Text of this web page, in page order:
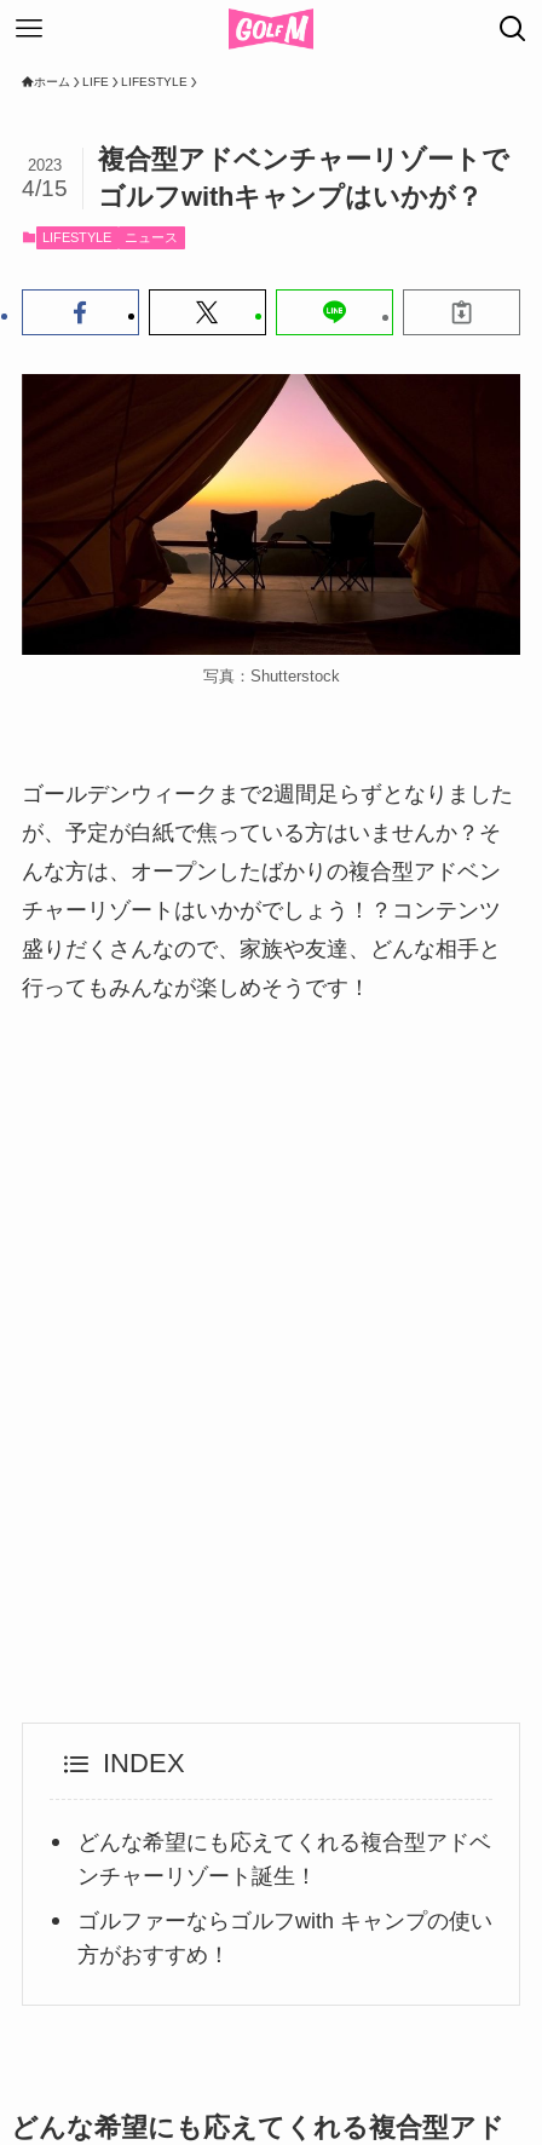
ホーム LIFE LIFESTYLE
複合型アドベンチャーリゾートで
ゴルフwithキャンプはいかが？
2023
4/15
LIFESTYLE ニュース
写真：Shutterstock
ゴールデンウィークまで2週間足らずとなりました
が、予定が白紙で焦っている方はいませんか？そ
んな方は、オープンしたばかりの複合型アドベン
チャーリゾートはいかがでしょう！？コンテンツ
盛りだくさんなので、家族や友達、どんな相手と
行ってもみんなが楽しめそうです！
INDEX
どんな希望にも応えてくれる複合型アドベ
ンチャーリゾート誕生！
ゴルファーならゴルフwith キャンプの使い
方がおすすめ！
どんな希望にも応えてくれる複合型アド